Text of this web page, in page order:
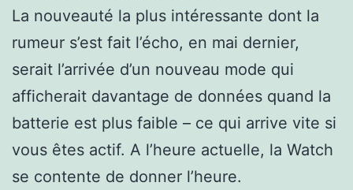
La nouveauté la plus intéressante dont la
rumeur s’est fait l’écho, en mai dernier,
serait l’arrivée d’un nouveau mode qui
afficherait davantage de données quand la
batterie est plus faible – ce qui arrive vite si
vous êtes actif. A l’heure actuelle, la Watch
se contente de donner l’heure.